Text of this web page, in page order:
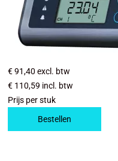
€ 91,40 excl. btw
€ 110,59 incl. btw
Prijs per stuk
Bestellen